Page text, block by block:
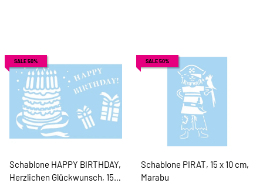
SALE 50%
Schablone HAPPY BIRTHDAY,
Herzlichen Glückwunsch, 15 x
SALE 50%
Schablone PIRAT, 15 x 10 cm,
Marabu